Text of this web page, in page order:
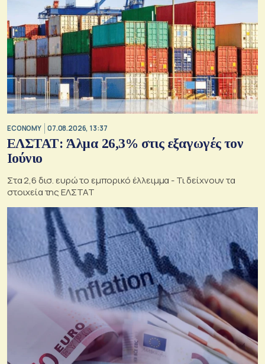
ECONOMY 07.08.2026, 13:37
ΕΛΣΤΑΤ: Άλμα 26,3% στις εξαγωγές τον
Ιούνιο
Στα 2,6 δισ. ευρώ το εμπορικό έλλειμμα - Τι δείχνουν τα
στοιχεία της ΕΛΣΤΑΤ